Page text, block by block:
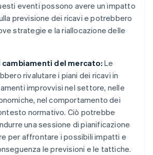
eventi possono avere un impatto
previsione dei ricavi e potrebbero
strategie e la riallocazione delle
cambiamenti del mercato:Le
rivalutare i piani dei ricavi in
improvvisi nel settore, nelle
nel comportamento dei
normativo. Ciò potrebbe
una sessione di pianificazione
per affrontare i possibili impatti e
le previsioni e le tattiche.